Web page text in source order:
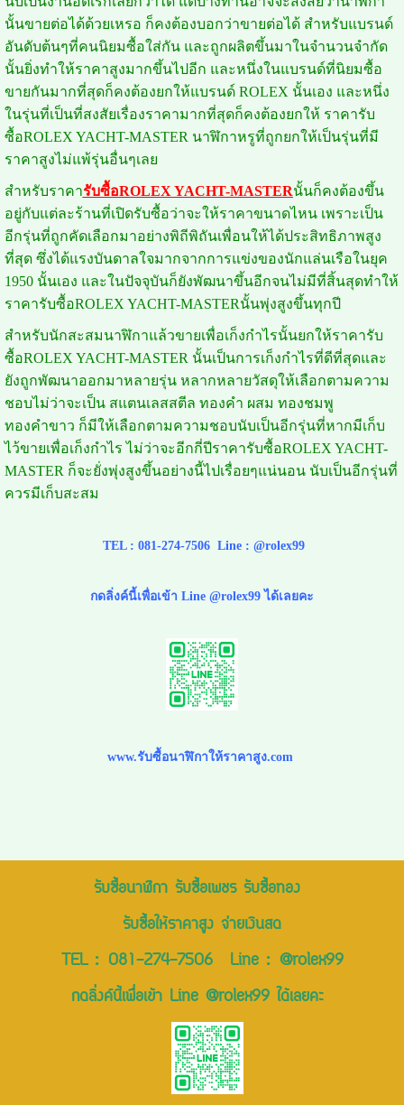
นั้นขายต่อได้ด้วยเหรอ ก็คงต้องบอกว่าขายต่อได้ สำหรับแบรนด์
อันดับต้นๆที่คนนิยมซื้อใส่กัน และถูกผลิตขึ้นมาในจำนวนจำกัด
นั้นยิ่งทำให้ราคาสูงมากขึ้นไปอีก และหนึ่งในแบรนด์ที่นิยมซื้อ
ขายกันมากที่สุดก็คงต้องยกให้แบรนด์ ROLEX นั้นเอง และหนึ่ง
ในรุ่นที่เป็นที่สงสัยเรื่องราคามากที่สุดก็คงต้องยกให้ ราคารับ
ซื้อROLEX YACHT-MASTER นาฬิกาหรูที่ถูกยกให้เป็นรุ่นที่มี
ราคาสูงไม่แพ้รุ่นอื่นๆเลย
สำหรับราคารับซื้อROLEX YACHT-MASTERนั้นก็คงต้องขึ้น
อยู่กับแต่ละร้านที่เปิดรับซื้อว่าจะให้ราคาขนาดไหน เพราะเป็น
อีกรุ่นที่ถูกคัดเลือกมาอย่างพิถีพิถันเพื่อนให้ได้ประสิทธิภาพสูง
ที่สุด ซึ่งได้แรงบันดาลใจมากจากการแข่งของนักแล่นเรือในยุค
1950 นั้นเอง และในปัจจุบันก็ยังพัฒนาขึ้นอีกจนไม่มีที่สิ้นสุดทำให้
ราคารับซื้อROLEX YACHT-MASTERนั้นพุ่งสูงขึ้นทุกปี
สำหรับนักสะสมนาฬิกาแล้วขายเพื่อเก็งกำไรนั้นยกให้ราคารับ
ซื้อROLEX YACHT-MASTER นั้นเป็นการเก็งกำไรที่ดีที่สุดและ
ยังถูกพัฒนาออกมาหลายรุ่น หลากหลายวัสดุให้เลือกตามความ
ชอบไม่ว่าจะเป็น สแตนเลสสตีล ทองคำ ผสม ทองชมพู
ทองคำขาว ก็มีให้เลือกตามความชอบนับเป็นอีกรุ่นที่หากมีเก็บ
ไว้ขายเพื่อเก็งกำไร ไม่ว่าจะอีกกี่ปีราคารับซื้อROLEX YACHT-
MASTER ก็จะยั่งพุ่งสูงขึ้นอย่างนี้ไปเรื่อยๆแน่นอน นับเป็นอีกรุ่นที่
ควรมีเก็บสะสม
TEL : 081-274-7506Line : @rolex99
กดลิ่งค์นี้เพื่อเข้า Line @rolex99 ได้เลยคะ
www.รับซื้อนาฬิกาให้ราคาสูง.com
รับซื้อนาฬิกา รับซื้อเพชร รับซื้อทอง
รับซื้อให้ราคาสูง จ่ายเงินสด
TEL : 081-274-7506Line : @rolex99
กดลิ่งค์นี้เพื่อเข้า Line @rolex99 ได้เลยคะ